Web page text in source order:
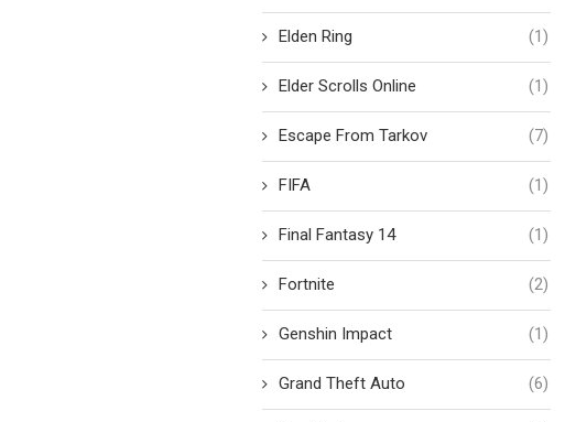
Elden Ring (1)
Elder Scrolls Online (1)
Escape From Tarkov (7)
FIFA (1)
Final Fantasy 14 (1)
Fortnite (2)
Genshin Impact (1)
Grand Theft Auto (6)